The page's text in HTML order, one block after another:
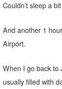
Couldn’t sleep a
And another 1
Airport.
When I go back to
usually filled with